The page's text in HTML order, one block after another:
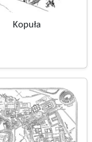
Kopuła